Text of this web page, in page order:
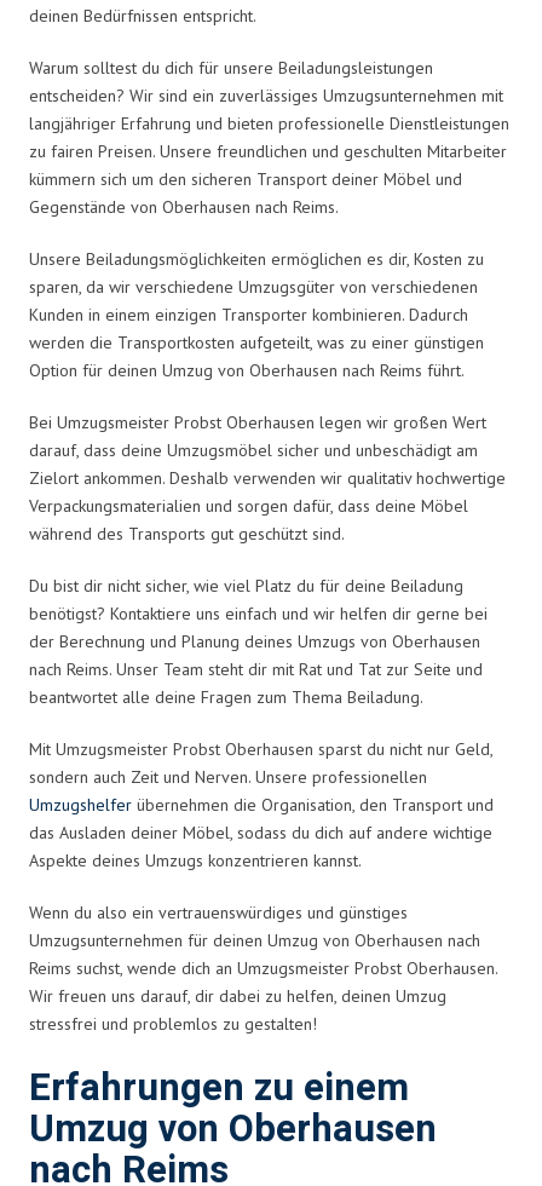
deinen Bedürfnissen entspricht.
Warum solltest du dich für unsere Beiladungsleistungen
entscheiden? Wir sind ein zuverlässiges Umzugsunternehmen mit
langjähriger Erfahrung und bieten professionelle Dienstleistungen
zu fairen Preisen. Unsere freundlichen und geschulten Mitarbeiter
kümmern sich um den sicheren Transport deiner Möbel und
Gegenstände von Oberhausen nach Reims.
Unsere Beiladungsmöglichkeiten ermöglichen es dir, Kosten zu
sparen, da wir verschiedene Umzugsgüter von verschiedenen
Kunden in einem einzigen Transporter kombinieren. Dadurch
werden die Transportkosten aufgeteilt, was zu einer günstigen
Option für deinen Umzug von Oberhausen nach Reims führt.
Bei Umzugsmeister Probst Oberhausen legen wir großen Wert
darauf, dass deine Umzugsmöbel sicher und unbeschädigt am
Zielort ankommen. Deshalb verwenden wir qualitativ hochwertige
Verpackungsmaterialien und sorgen dafür, dass deine Möbel
während des Transports gut geschützt sind.
Du bist dir nicht sicher, wie viel Platz du für deine Beiladung
benötigst? Kontaktiere uns einfach und wir helfen dir gerne bei
der Berechnung und Planung deines Umzugs von Oberhausen
nach Reims. Unser Team steht dir mit Rat und Tat zur Seite und
beantwortet alle deine Fragen zum Thema Beiladung.
Mit Umzugsmeister Probst Oberhausen sparst du nicht nur Geld,
sondern auch Zeit und Nerven. Unsere professionellen
Umzugshelfer übernehmen die Organisation, den Transport und
das Ausladen deiner Möbel, sodass du dich auf andere wichtige
Aspekte deines Umzugs konzentrieren kannst.
Wenn du also ein vertrauenswürdiges und günstiges
Umzugsunternehmen für deinen Umzug von Oberhausen nach
Reims suchst, wende dich an Umzugsmeister Probst Oberhausen.
Wir freuen uns darauf, dir dabei zu helfen, deinen Umzug
stressfrei und problemlos zu gestalten!
Erfahrungen zu einem
Umzug von Oberhausen
nach Reims